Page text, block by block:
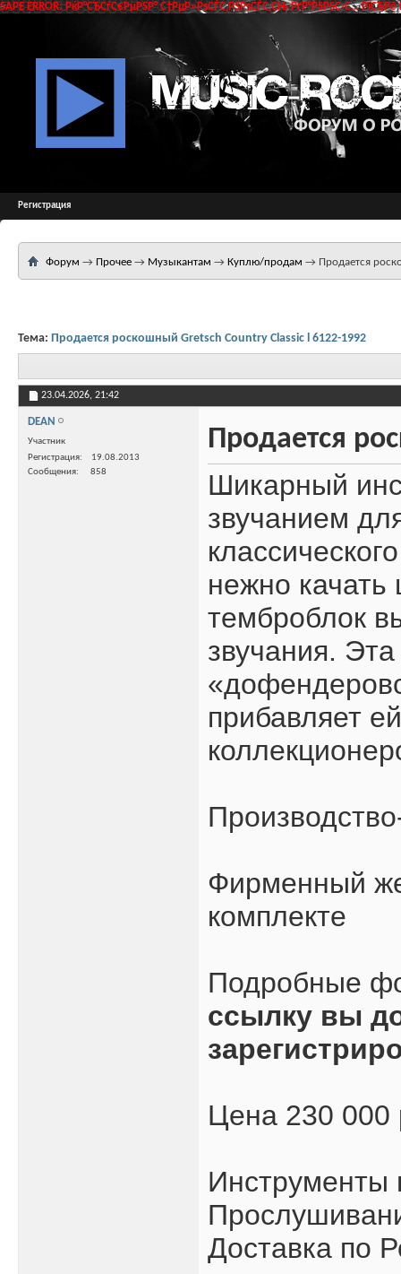
SAPE ERROR: РќР°СЂСѓС€РµРЅР° С†РµР»РѕСЃС‚РЅРѕСЃС‚СЊ РґР°РЅРЅС‹С…
Регистрация
Форум → Прочее → Музыкантам → Куплю/продам → Продается
Тема: Продается роскошный Gretsch Country Classic l 6122-1992
23.04.2026, 21:42
DEAN
Участник
Регистрация
19.08.2013
Сообщения
858
Продается
Шикарный
звучанием
нежно
темброблок
звучания.
прибавляет
Фирменный
комплекте
Подробные
ссылку вы
Цена 230 000
Инструменты
Доставка по